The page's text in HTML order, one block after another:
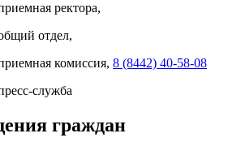
ректора,
отдел,
комиссия, 8 (8442) 40-58-08
служба
граждан